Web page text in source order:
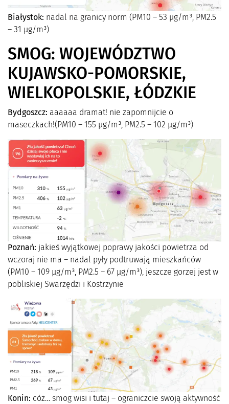
Białystok: nadal na granicy norm (PM10 – 53 µg/m³, PM2.5
– 31 µg/m³)
SMOG: WOJEWÓDZTWO
KUJAWSKO-POMORSKIE,
WIELKOPOLSKIE, ŁÓDZKIE
Bydgoszcz: aaaaaa dramat! nie zapomnijcie o
maseczkach!(PM10 – 155 µg/m³, PM2.5 – 102 µg/m³)
Poznań: jakieś wyjątkowej poprawy jakości powietrza od
wczoraj nie ma – nadal pyły podtruwają mieszkańców
(PM10 – 109 µg/m³, PM2.5 – 67 µg/m³), jeszcze gorzej jest w
pobliskiej Swarzędzi i Kostrzynie
Konin: cóż… smog wisi i tutaj – ograniczcie swoją aktywność